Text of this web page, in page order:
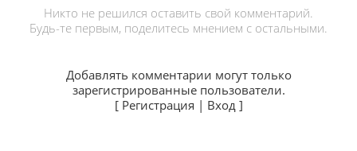
Никто не решился оставить свой комментарий.
Будь-те первым, поделитесь мнением с остальными.
Добавлять комментарии могут только
зарегистрированные пользователи.
[ Регистрация | Вход]